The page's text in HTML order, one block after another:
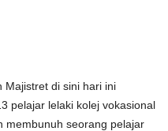
Majistret di sini hari ini
pelajar lelaki kolej vokasional
membunuh seorang pelajar